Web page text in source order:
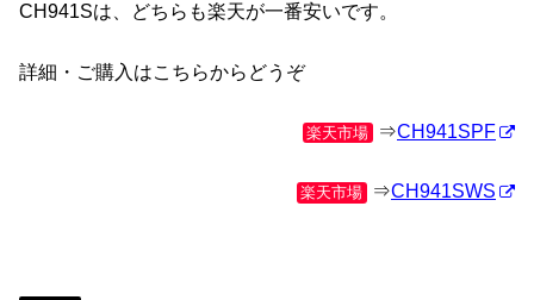
CH941Sは、どちらも楽天が一番安いです。
詳細・ご購入はこちらからどうぞ
楽天市場 ⇒CH941SPF
楽天市場 ⇒CH941SWS